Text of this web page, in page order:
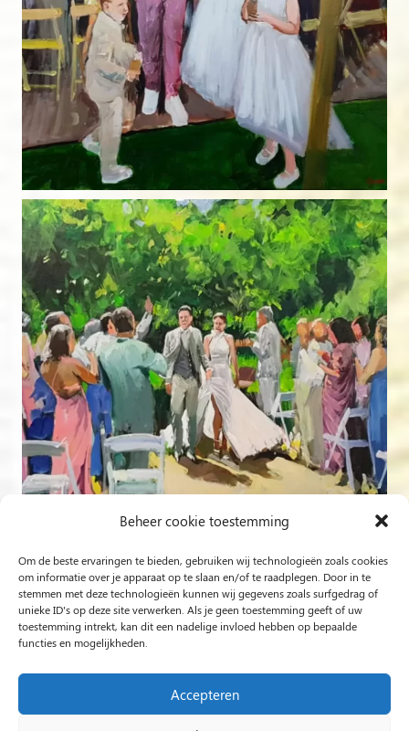
Beheer cookie toestemming
Om de beste ervaringen te bieden, gebruiken wij technologieën zoals cookies
om informatie over je apparaat op te slaan en/of te raadplegen. Door in te
stemmen met deze technologieën kunnen wij gegevens zoals surfgedrag of
unieke ID's op deze site verwerken. Als je geen toestemming geeft of uw
toestemming intrekt, kan dit een nadelige invloed hebben op bepaalde
functies en mogelijkheden.
Accepteren
Follow on Instagram
Rob Jacobs from ‘s-Hertogenbosch is a ‘Plein Air’ and
‘Live Event Painter’, painting moved by Light and Love.